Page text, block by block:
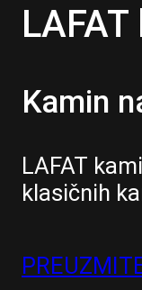
Kamin
LAFAT
klasičnih